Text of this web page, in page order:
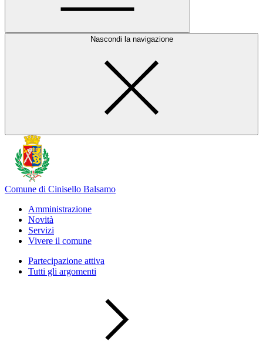
Nascondi la navigazione
Comune di Cinisello Balsamo
Amministrazione
Novità
Servizi
Vivere il comune
Partecipazione attiva
Tutti gli argomenti